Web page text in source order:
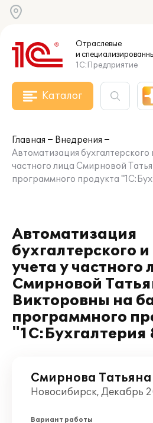
Отраслевые
и
1С:Предприятие
Каталог
Главная
Внедрения
Автоматизация бухгалтерского
частного лица Смирновой
программного продукта
Автоматизация
бухгалтерского
учета у частного
Смирновой
Викторовны на
программного
"1С:Бухгалтерия
Смирнова
Новосибирск, Декабрь
Вариант работы